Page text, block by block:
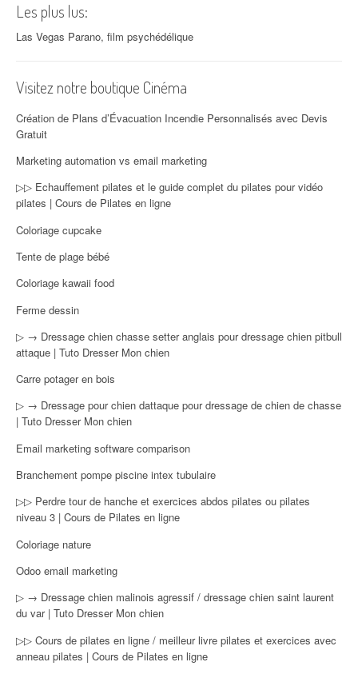
Les plus lus:
Las Vegas Parano, film psychédélique
Visitez notre boutique Cinéma
Création de Plans d’Évacuation Incendie Personnalisés avec Devis
Gratuit
Marketing automation vs email marketing
▷▷ Echauffement pilates et le guide complet du pilates pour vidéo
pilates | Cours de Pilates en ligne
Coloriage cupcake
Tente de plage bébé
Coloriage kawaii food
Ferme dessin
▷ → Dressage chien chasse setter anglais pour dressage chien pitbull
attaque | Tuto Dresser Mon chien
Carre potager en bois
▷ → Dressage pour chien dattaque pour dressage de chien de chasse
| Tuto Dresser Mon chien
Email marketing software comparison
Branchement pompe piscine intex tubulaire
▷▷ Perdre tour de hanche et exercices abdos pilates ou pilates
niveau 3 | Cours de Pilates en ligne
Coloriage nature
Odoo email marketing
▷ → Dressage chien malinois agressif / dressage chien saint laurent
du var | Tuto Dresser Mon chien
▷▷ Cours de pilates en ligne / meilleur livre pilates et exercices avec
anneau pilates | Cours de Pilates en ligne